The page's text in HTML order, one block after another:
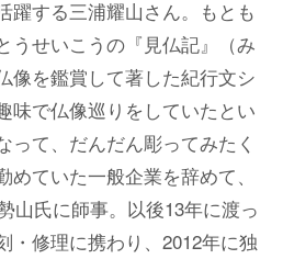
躍する三浦耀山さん。もとも
うせいこうの『見仏記』（み
像を鑑賞して著した紀行文シ
味で仏像巡りをしていたとい
って、だんだん彫ってみたく
ていた一般企業を辞めて、
山氏に師事。以後13年に渡っ
・修理に携わり、2012年に独